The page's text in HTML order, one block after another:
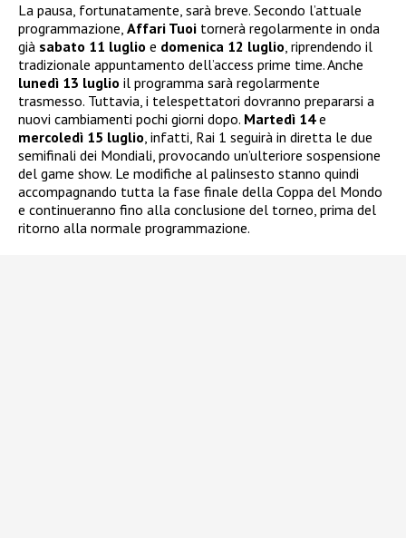
La pausa, fortunatamente, sarà breve. Secondo l’attuale
programmazione, Affari Tuoi tornerà regolarmente in onda
già sabato 11 luglio e domenica 12 luglio, riprendendo il
tradizionale appuntamento dell’access prime time. Anche
lunedì 13 luglio il programma sarà regolarmente
trasmesso. Tuttavia, i telespettatori dovranno prepararsi a
nuovi cambiamenti pochi giorni dopo. Martedì 14e
mercoledì 15 luglio, infatti, Rai 1 seguirà in diretta le due
semifinali dei Mondiali, provocando un’ulteriore sospensione
del game show. Le modifiche al palinsesto stanno quindi
accompagnando tutta la fase finale della Coppa del Mondo
e continueranno fino alla conclusione del torneo, prima del
ritorno alla normale programmazione.